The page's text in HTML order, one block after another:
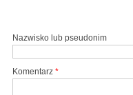
Nazwisko lub pseudonim
Komentarz *